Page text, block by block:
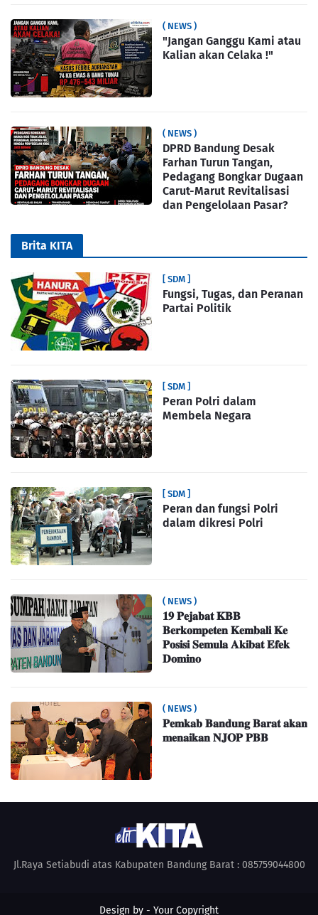
( NEWS )
"Jangan Ganggu Kami atau
Kalian akan Celaka !"
( NEWS )
DPRD Bandung Desak
Farhan Turun Tangan,
Pedagang Bongkar Dugaan
Carut-Marut Revitalisasi
dan Pengelolaan Pasar?
Brita KITA
[ SDM ]
Fungsi, Tugas, dan Peranan
Partai Politik
[ SDM ]
Peran Polri dalam
Membela Negara
[ SDM ]
Peran dan fungsi Polri
dalam dikresi Polri
( NEWS )
𝟏𝟗 𝐏𝐞𝐣𝐚𝐛𝐚𝐭 𝐊𝐁𝐁
𝐁𝐞𝐫𝐤𝐨𝐦𝐩𝐞𝐭𝐞𝐧 𝐊𝐞𝐦𝐛𝐚𝐥𝐢 𝐊𝐞
𝐏𝐨𝐬𝐢𝐬𝐢 𝐒𝐞𝐦𝐮𝐥𝐚 𝐀𝐤𝐢𝐛𝐚𝐭 𝐄𝐟𝐞𝐤
𝐃𝐨𝐦𝐢𝐧𝐨
( NEWS )
𝐏𝐞𝐦𝐤𝐚𝐛 𝐁𝐚𝐧𝐝𝐮𝐧𝐠 𝐁𝐚𝐫𝐚𝐭 𝐚𝐤𝐚𝐧
𝐦𝐞𝐧𝐚𝐢𝐤𝐚𝐧 𝐍𝐉𝐎𝐏 𝐏𝐁𝐁
Jl.Raya Setiabudi atas Kabupaten Bandung Barat : 085759044800
Design by - Your Copyright